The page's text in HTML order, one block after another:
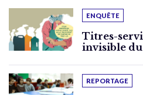
ENQUÊTE
Titres-
invisible
REPORTAGE